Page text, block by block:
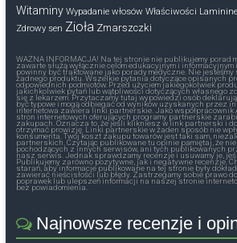
Witaminy Wypadanie włosów Właściwości Laminine
Zdrowy sen Zioła Zmarszczki
WAŻNA INFORMACJA! Na tej stronie nie publikujemy porad
zawarte służą wyłącznie celom edukacyjnym i
powinny być traktowane jako porady medyczne. Nie
żadnego produktu. Wszelkie pytania dotyczące opisanych
odpowiednich podmiotów. Przed użyciem jakiegokolwiek
jakichkolwiek pytań lub wątpliwości dotyczących własnego
się z lekarzem. Przytaczamy tutaj wypowiedzi osób
być typowe i mogą odbiegać od wyników uzyskanych przez
internetowa zawiera linki partnerskie. Jako współpracownik
stron internetowych oferujących programy partnerskie
zakupach. Oznacza to, że jeśli klikniesz w link partnerski i
otrzymać prowizję. Linki partnerskie w żaden sposób nie
konsumenta. Twój koszt zakupu towarów jest taki sam,
partnerskich. Czytając publikowane tu opinie pamiętaj, że
pochodzących z innych serwisów, ani tych publikowanych
nasz serwis. Jednak sprawdzamy recenzje i usuwamy je,
Publikujemy zarówno pozytywne, jak i negatywne recenzje.
starań, aby informacje publikowane na tej stronie były
zawierać nieścisłości lub błędy. Zastrzegamy sobie prawo
poprawek lub ulepszeń informacji na naszej stronie
bez powiadomienia.
Najnowsze recenzje i